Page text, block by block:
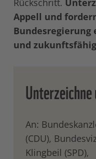
Rückschritt.
Appell und
Bundesregierung
und
An:
(CDU),
Klingbeil (SPD),